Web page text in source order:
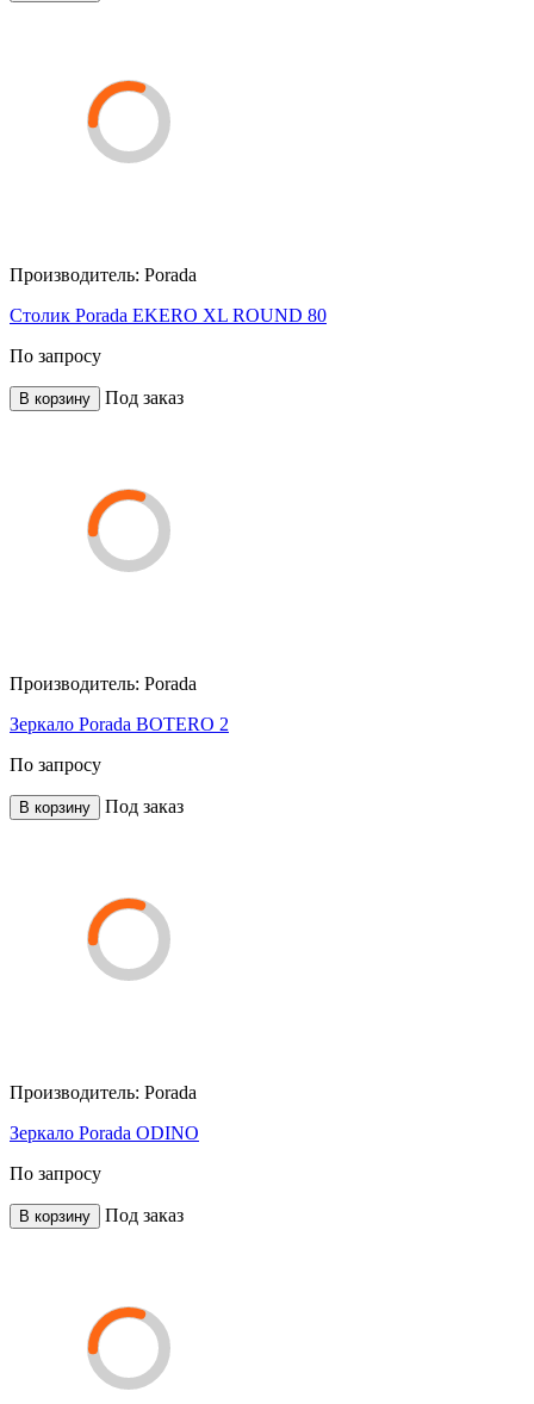
Производитель: Porada
Столик Porada EKERO XL ROUND 80
По запросу
В корзину Под заказ
Производитель: Porada
Зеркало Porada BOTERO 2
По запросу
В корзину Под заказ
Производитель: Porada
Зеркало Porada ODINO
По запросу
В корзину Под заказ